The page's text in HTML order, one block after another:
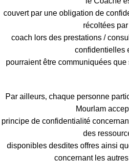
couvert par une obligation de
récoltées
coach lors des prestations /
confidentielles
pourraient être communiquées
Par ailleurs, chaque personne
Mourlam
principe de confidentialité
des
disponibles desdites offres ainsi
concernant les